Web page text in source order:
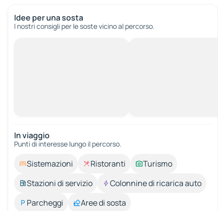
Idee per una sosta
I nostri consigli per le soste vicino al percorso.
In viaggio
Punti di interesse lungo il percorso.
Sistemazioni Ristoranti
Turismo
Stazioni di servizio
Colonnine di ricarica auto
Parcheggi
Aree di sosta